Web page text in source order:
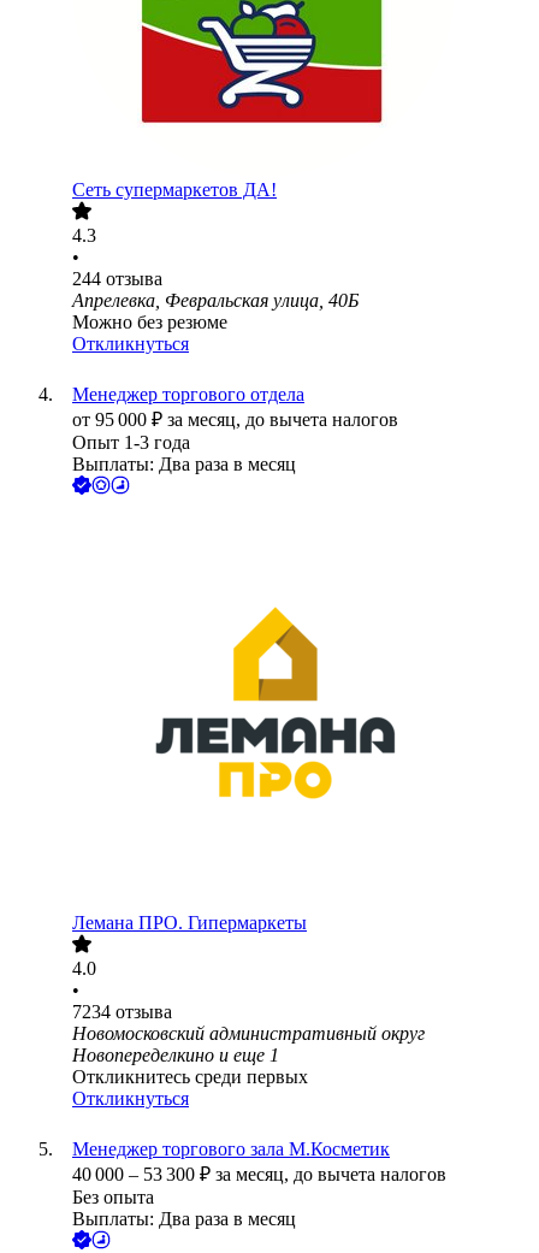
Сеть супермаркетов ДА!
4.3
•
244 отзыва
Апрелевка, Февральская улица, 40Б
Можно без резюме
Откликнуться
Менеджер торгового отдела
от 95 000 ₽ за месяц, до вычета налогов
Опыт 1-3 года
Выплаты: Два раза в месяц
Лемана ПРО. Гипермаркеты
4.0
•
7234 отзыва
Новомосковский административный округ
Новопеределкино и еще 1
Откликнитесь среди первых
Откликнуться
Менеджер торгового зала М.Косметик
40 000 – 53 300 ₽ за месяц, до вычета налогов
Без опыта
Выплаты: Два раза в месяц